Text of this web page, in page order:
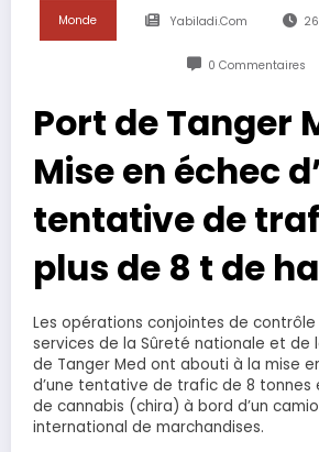
Monde Yabiladi.com
0 Commentaires
Port de Tanger
Mise en échec
tentative de
plus de 8 t de
Les opérations conjointes de
services de la Sûreté nationale et de
de Tanger Med ont abouti à la mise
d’une tentative de trafic de 8 tonnes
de cannabis (chira) à bord d’un
international de marchandises.